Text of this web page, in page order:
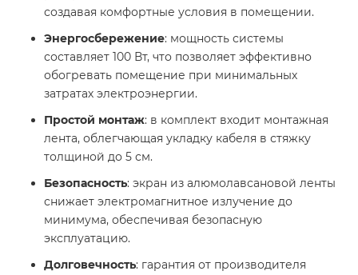
создавая комфортные условия в помещении.​
Энергосбережение: мощность системы
составляет 100 Вт, что позволяет эффективно
обогревать помещение при минимальных
затратах электроэнергии.​
Простой монтаж: в комплект входит монтажная
лента, облегчающая укладку кабеля в стяжку
толщиной до 5 см.​
Безопасность: экран из алюмолавсановой ленты
снижает электромагнитное излучение до
минимума, обеспечивая безопасную
эксплуатацию.​
Долговечность: гарантия от производителя